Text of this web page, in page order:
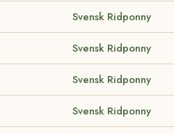
Svensk Ridponny
Svensk Ridponny
Svensk Ridponny
Svensk Ridponny